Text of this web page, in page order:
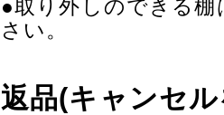
●取り外しのできる
さい。
返品(キャンセ